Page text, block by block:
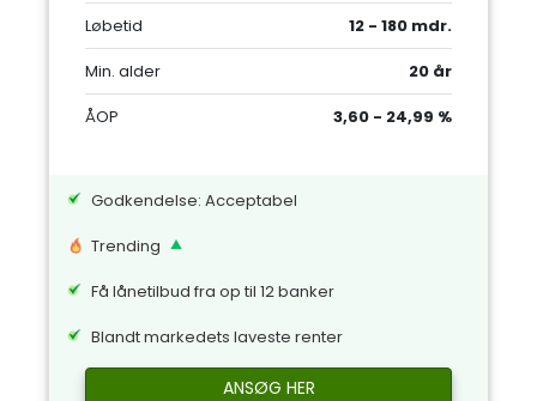
Løbetid
12 - 180 mdr.
Min. alder
20 år
ÅOP
3,60 - 24,99 %
Godkendelse: Acceptabel
Trending
Få lånetilbud fra op til 12 banker
Blandt markedets laveste renter
ANSØG HER